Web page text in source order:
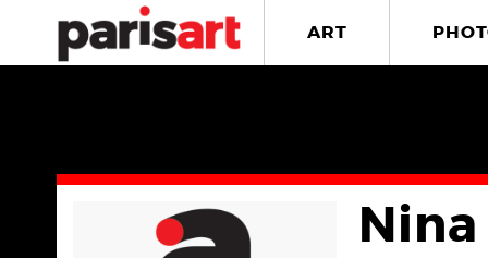
ART